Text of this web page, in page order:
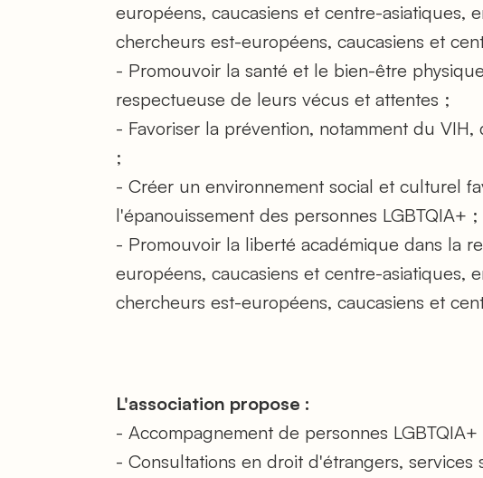
européens, caucasiens et centre-asiatiques,
chercheurs est-européens, caucasiens et
- Promouvoir la santé et le bien-être
respectueuse de leurs vécus et attentes ;
- Favoriser la prévention, notamment du
;
- Créer un environnement social et culturel
l'épanouissement des personnes LGBTQIA+ ;
- Promouvoir la liberté académique dans la
européens, caucasiens et centre-asiatiques,
chercheurs est-européens, caucasiens et
L'association propose :
- Accompagnement de personnes
- Consultations en droit d'étrangers, services